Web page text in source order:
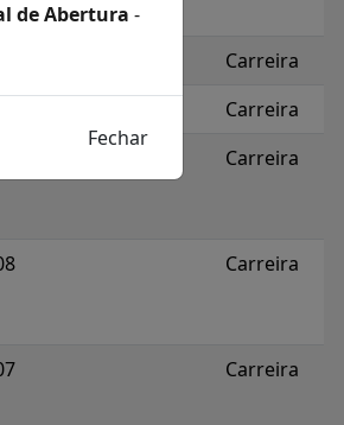
de Abertura -
Carreira
Carreira
Carreira
Carreira
Carreira